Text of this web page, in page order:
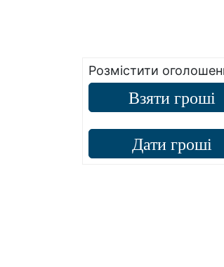
Розмістити
Взяти гроші
Дати гроші